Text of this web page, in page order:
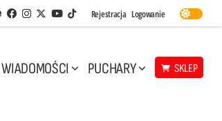
Aplikacja Siatkarskie Ligi
Facebook
Instagram
Twitter
Youtube
TikTok
Rejestracja Logowanie
WIADOMOŚCI PUCHARY SKLEP